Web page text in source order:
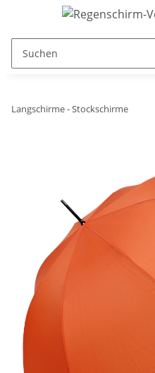
Langschirme - Stockschirme